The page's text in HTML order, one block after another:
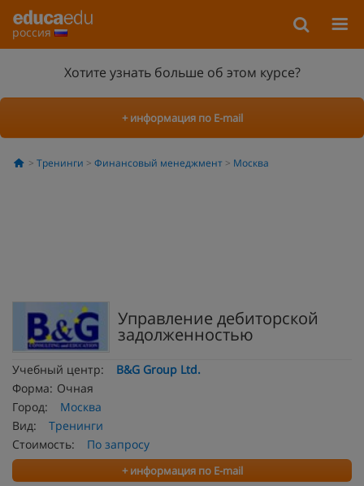
россия
Хотите узнать больше об этом курсе?
+ информация по E-mail
Тренинги Финансовый менеджмент Москва
Управление дебиторской
задолженностью
Учебный центр:
B&G Group Ltd.
Форма: Очная
Город:
Москва
Вид:
Тренинги
Стоимость:
По запросу
+ информация по E-mail